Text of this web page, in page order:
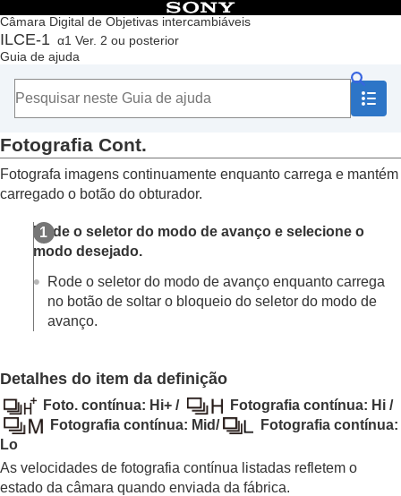
Câmara Digital de Objetivas intercambiáveis
ILCE-1 α1 Ver. 2 ou posterior
Guia de ajuda
Índice
Início
Como utilizar o “Guia de ajuda”
Verificar a câmara e os itens fornecidos
Operações básicas
Preparar a câmara/Operações de fotografia básicas
Encontrar funções a partir do MENU
Utilizar as funções de fotografia
Selecionar um modo de fotografia
Focar
AF Cara/Olho
Utilizar as funções de focagem
Ajustar os modos de exposição/medição
Selecionar a sensibilidade ISO
Fotografar com modos de avanço (fotografia
contínua/temporizador automático)
Modo de avanço
Vel. foto. contínua
Tem. Auto (Ún.)
Fotografia Cont.
Fotografa imagens continuamente enquanto carrega e mantém
carregado o botão do obturador.
Rode o seletor do modo de avanço e selecione o
modo desejado.
Rode o seletor do modo de avanço enquanto carrega
no botão de soltar o bloqueio do seletor do modo de
avanço.
Detalhes do item da definição
Foto. contínua: Hi+ / Fotografia contínua: Hi/
Fotografia contínua: Mid/
Fotografia contínua:
Lo
As velocidades de fotografia contínua listadas refletem o
estado da câmara quando enviada da fábrica.